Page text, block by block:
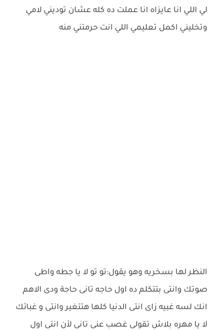
لي اللي انا عايزاه انا عملت ده كله عشان توديني لامي
وتخليني اكمل تعليمي اللي انت حرمتني منه
النظر لها بسخريه وهو يقول:تو تو لا يا جطه واطى
صوتك وانتى بتتكلم ده اول حاجه تانى حاجة ودى الاهم
انك لسه غبيه زاى انتى الدنيا كلها هتتغير وانتى و غبائك
لا يا مهره بلاش تقولى غصب عنى تانى لأن انتى اول